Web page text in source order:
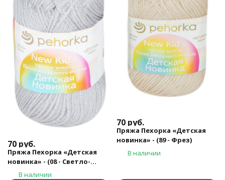
70 руб.
Пряжа Пехорка «Детская
новинка» - (08 - Светло-
серый)В наличии
70 руб.
Пряжа Пехорка «Детская
новинка» - (89 - Фрез)
В наличии